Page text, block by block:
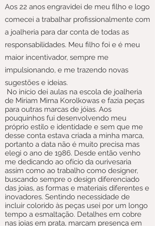
Aos 22 anos engravidei de meu filho e logo
comecei a trabalhar profissionalmente com
a joalheria para dar conta de todas as
responsabilidades. Meu filho foi e é meu
maior incentivador, sempre me
impulsionando, e me trazendo novas
sugestões e ideias.
No início dei aulas na escola de joalheria
de Miriam Mirna Korolkowas e fazia peças
para outras marcas de jóias. Aos
pouquinhos fui desenvolvendo meu
próprio estilo e identidade e sem que me
desse conta estava criada a minha marca,
portanto a data não é muito precisa mas
elegi o ano de 1986. Desde então venho
me dedicando ao ofício da ourivesaria
assim como ao trabalho como designer,
buscando sempre o design diferenciado
das joias, as formas e materiais diferentes e
inovadores. Sentindo necessidade de
incluir colorido às peças usei por um longo
tempo a esmaltação. Detalhes em cobre
nas joias em prata, marcam presença em